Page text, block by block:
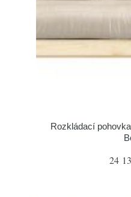
Rozkládací
24